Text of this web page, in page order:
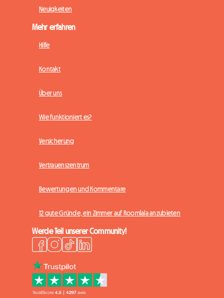
Neuigkeiten
Mehr erfahren
Hilfe
Kontakt
Über uns
Wie funktioniert es?
Versicherung
Vertrauenszentrum
Bewertungen und Kommentare
12 gute Gründe, ein Zimmer auf Roomlala anzubieten
Werde Teil unserer Community!